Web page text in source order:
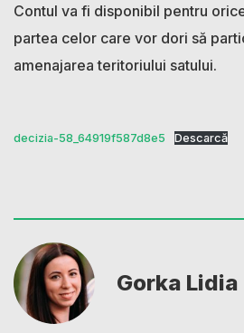
Contul va fi disponibil pentru
partea celor care vor dori să
amenajarea teritoriului satului.
decizia-58_64919f587d8e5 Descarcă
Gorka Lidia